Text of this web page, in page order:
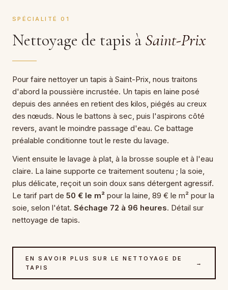
SPÉCIALITÉ 01
Nettoyage de tapis à Saint-Prix
Pour faire nettoyer un tapis à Saint-Prix, nous traitons
d'abord la poussière incrustée. Un tapis en laine posé
depuis des années en retient des kilos, piégés au creux
des nœuds. Nous le battons à sec, puis l'aspirons côté
revers, avant le moindre passage d'eau. Ce battage
préalable conditionne tout le reste du lavage.
Vient ensuite le lavage à plat, à la brosse souple et à l'eau
claire. La laine supporte ce traitement soutenu ; la soie,
plus délicate, reçoit un soin doux sans détergent agressif.
Le tarif part de 50 € le m² pour la laine, 89 € le m² pour la
soie, selon l'état. Séchage 72 à 96 heures. Détail sur
nettoyage de tapis.
EN SAVOIR PLUS SUR LE NETTOYAGE DE
TAPIS
→